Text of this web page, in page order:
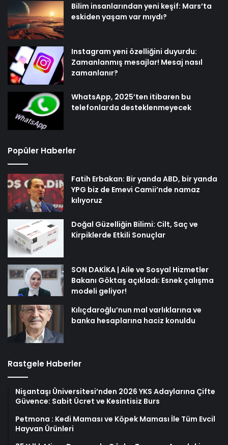
Bilim insanlarından yeni keşif: Mars’ta
eskiden yaşam var mıydı?
Instagram yeni özelliğini duyurdu:
Zamanlanmış mesajlar! Mesaj nasıl
zamanlanır?
WhatsApp, 2025’ten itibaren bu
telefonlarda desteklenmeyecek
Popüler Haberler
Fatih Erbakan: Bir yanda ABD, bir yanda
YPG biz de Emevi Camii’nde namaz
kılıyoruz
Doğal Güzelliğin Bilimi: Cilt, Saç ve
Kirpiklerde Etkili Sonuçlar
SON DAKİKA | Aile ve Sosyal Hizmetler
Bakanı Göktaş açıkladı: Esnek çalışma
modeli geliyor!
Kılıçdaroğlu’nun mal varlıklarına ve
banka hesaplarına haciz konuldu
Rastgele Haberler
Nişantaşı Üniversitesi’nden 2026 YKS Adaylarına Çifte
Güvence: Sabit Ücret ve Kesintisiz Burs
Petmona : Kedi Maması ve Köpek Maması İle Tüm Evcil
Hayvan Ürünleri